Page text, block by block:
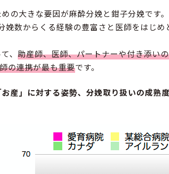
の大きな要因が麻酔分娩と鉗子分娩です
数からくる経験の豊富さと医師をはじめ
、 助産師、医師、パートナーや付き添い
の連携が最も重要です。
産」に対する姿勢、分娩取り扱いの成熟